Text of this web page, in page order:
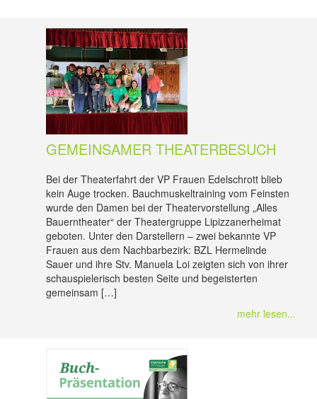
GEMEINSAMER THEATERBESUCH
Bei der Theaterfahrt der VP Frauen Edelschrott blieb
kein Auge trocken. Bauchmuskeltraining vom Feinsten
wurde den Damen bei der Theatervorstellung „Alles
Bauerntheater“ der Theatergruppe Lipizzanerheimat
geboten. Unter den Darstellern – zwei bekannte VP
Frauen aus dem Nachbarbezirk: BZL Hermelinde
Sauer und ihre Stv. Manuela Loi zeigten sich von ihrer
schauspielerisch besten Seite und begeisterten
gemeinsam […]
mehr lesen...